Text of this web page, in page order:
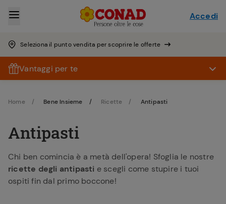
Seleziona il punto vendita per scoprire le offerte
Accedi
Vantaggi per te
Home Bene Insieme Ricette Antipasti
Antipasti
Chi ben comincia è a metà dell'opera! Sfoglia le nostre
ricette degli antipasti e scegli come stupire i tuoi
ospiti fin dal primo boccone!